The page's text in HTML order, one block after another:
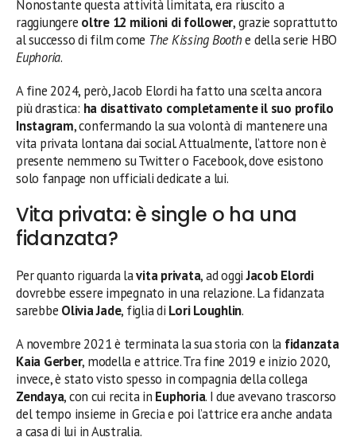
Nonostante questa attività limitata, era riuscito a
raggiungere oltre 12 milioni di follower, grazie soprattutto
al successo di film come The Kissing Boothe della serie HBO
Euphoria.
A fine 2024, però, Jacob Elordi ha fatto una scelta ancora
più drastica: ha disattivato completamente il suo profilo
Instagram, confermando la sua volontà di mantenere una
vita privata lontana dai social. Attualmente, l’attore non è
presente nemmeno su Twitter o Facebook, dove esistono
solo fanpage non ufficiali dedicate a lui.
Vita privata: è single o ha una
fidanzata?
Per quanto riguarda lavita privata, ad oggiJacob Elordi
dovrebbe essere impegnato in una relazione. La fidanzata
sarebbe Olivia Jade, figlia di Lori Loughlin.
A novembre 2021 è terminata la sua storia con la fidanzata
Kaia Gerber, modella e attrice. Tra fine 2019 e inizio 2020,
invece, è stato visto spesso in compagnia della collega
Zendaya, con cui recita in Euphoria. I due avevano trascorso
del tempo insieme in Grecia e poi l’attrice era anche andata
a casa di lui in Australia.